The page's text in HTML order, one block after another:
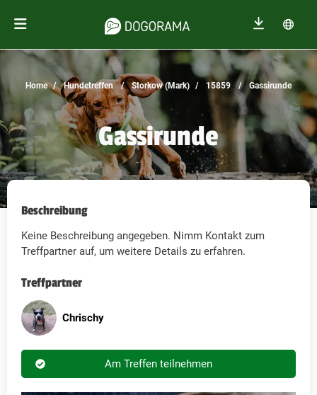
Home Hundetreffen Storkow (Mark) 15859 Gassirunde
Gassirunde
Beschreibung
Keine Beschreibung angegeben. Nimm Kontakt zum
Treffpartner auf, um weitere Details zu erfahren.
Treffpartner
Chrischy
Am Treffen teilnehmen